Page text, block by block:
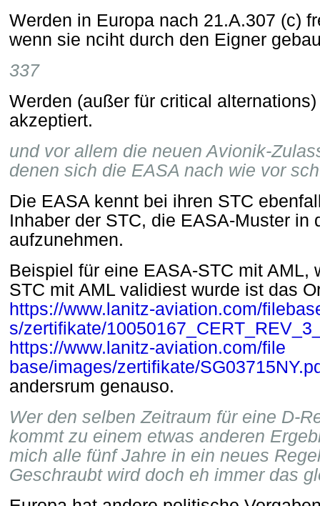
Werden in Europa nach 21.A.307 (c)
wenn sie nciht durch den Eigner
337
Werden (außer für critical
akzeptiert.
und vor allem die neuen Avionik-
denen sich die EASA nach wie vor
Die EASA kennt bei ihren STC
Inhaber der STC, die EASA-Muster in
aufzunehmen.
Beispiel für eine EASA-STC mit AML,
STC mit AML validiest wurde ist das
https://www.lanitz-aviation.com/
s/zertifikate/
https://www.lanitz-aviation.com/file
base/images/zertifikate/
andersrum genauso.
Wer den selben Zeitraum für eine D-
kommt zu einem etwas anderen
mich alle fünf Jahre in ein neues
Geschraubt wird doch eh immer das